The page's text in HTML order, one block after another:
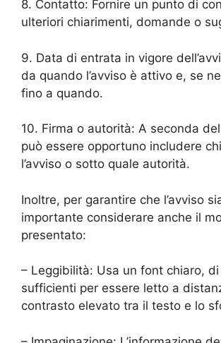
8. Contatto: Fornire un punto di
ulteriori chiarimenti, domande o
9. Data di entrata in vigore
da quando l’avviso è attivo e, se
fino a quando.
10. Firma o autorità: A seconda
può essere opportuno includere
l’avviso o sotto quale autorità.
Inoltre, per garantire che l’avviso
importante considerare anche il
presentato:
– Leggibilità: Usa un font chiaro,
sufficienti per essere letto a
contrasto elevato tra il testo e lo